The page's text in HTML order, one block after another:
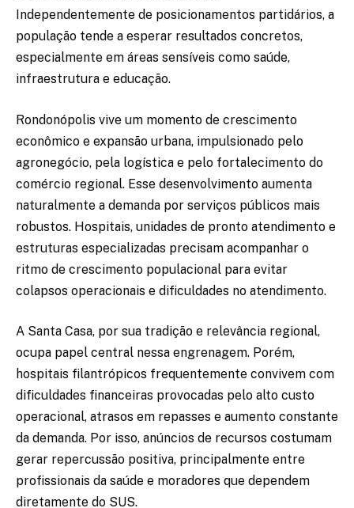
Independentemente de posicionamentos partidários, a
população tende a esperar resultados concretos,
especialmente em áreas sensíveis como saúde,
infraestrutura e educação.
Rondonópolis vive um momento de crescimento
econômico e expansão urbana, impulsionado pelo
agronegócio, pela logística e pelo fortalecimento do
comércio regional. Esse desenvolvimento aumenta
naturalmente a demanda por serviços públicos mais
robustos. Hospitais, unidades de pronto atendimento e
estruturas especializadas precisam acompanhar o
ritmo de crescimento populacional para evitar
colapsos operacionais e dificuldades no atendimento.
A Santa Casa, por sua tradição e relevância regional,
ocupa papel central nessa engrenagem. Porém,
hospitais filantrópicos frequentemente convivem com
dificuldades financeiras provocadas pelo alto custo
operacional, atrasos em repasses e aumento constante
da demanda. Por isso, anúncios de recursos costumam
gerar repercussão positiva, principalmente entre
profissionais da saúde e moradores que dependem
diretamente do SUS.